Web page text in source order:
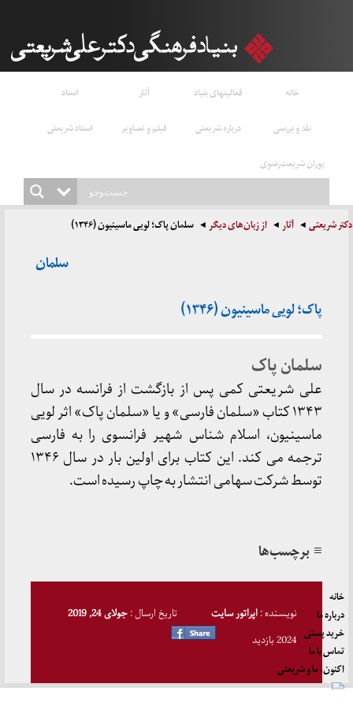
خانه فعالیتهای بنیاد آثار
اسناد
نقد و بررسی
درباره شریعتی فیلم و تصاویر
استاد شریعتی
پوران شریعت‌رضوی
دکتر شریعتی آثار از زبان‌های دیگر سلمان پاک؛ لویی ماسینیون (۱۳۴۶)
سلمان
پاک؛ لویی ماسینیون (۱۳۴۶)
سلمان پاک
علی شریعتی کمی پس از بازگشت از فرانسه در سال
۱۳۴۳ کتاب «سلمان فارسی» و یا «سلمان پاک» اثر لویی
ماسینیون، اسلام شناس شهیر فرانسوی را به فارسی
ترجمه می کند. این کتاب برای اولین بار در سال ۱۳۴۶
توسط شرکت سهامی انتشار به چاپ رسیده است.
≡ برچسب‌ها
نویسنده :اپراتور سایت تاریخ ارسال :جولای 24, 2019
2024 بازدید
خانه
درباره ما
خرید پستی
تماس با ما
اکنون، ما و شریعتی